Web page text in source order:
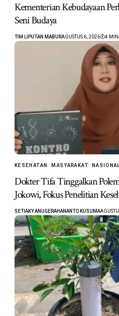
Kementerian Kebudayaan
Seni Budaya
TIM LIPUTAN MABURAGUSTUS 6, 2026 4 MIN
KESEHATAN MASYARAKAT NASIONAL
Dokter Tifa Tinggalkan
Jokowi, Fokus Penelitian
SETIAKY ANUGERAHANANTO KUSUMA